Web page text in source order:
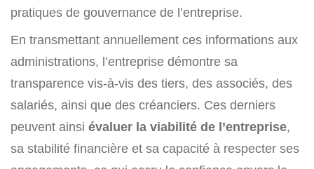
pratiques de gouvernance de l’entreprise.
En transmettant annuellement ces informations aux
administrations, l’entreprise démontre sa
transparence vis-à-vis des tiers, des associés, des
salariés, ainsi que des créanciers. Ces derniers
peuvent ainsi évaluer la viabilité de l’entreprise,
sa stabilité financière et sa capacité à respecter ses